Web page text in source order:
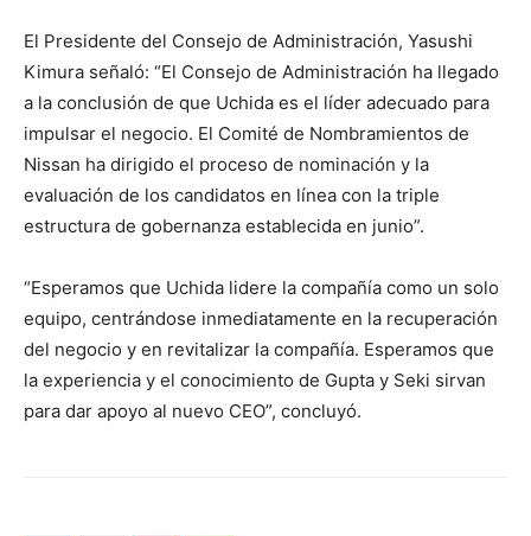
El Presidente del Consejo de Administración, Yasushi
Kimura señaló: “El Consejo de Administración ha llegado
a la conclusión de que Uchida es el líder adecuado para
impulsar el negocio. El Comité de Nombramientos de
Nissan ha dirigido el proceso de nominación y la
evaluación de los candidatos en línea con la triple
estructura de gobernanza establecida en junio”.
“Esperamos que Uchida lidere la compañía como un solo
equipo, centrándose inmediatamente en la recuperación
del negocio y en revitalizar la compañía. Esperamos que
la experiencia y el conocimiento de Gupta y Seki sirvan
para dar apoyo al nuevo CEO”, concluyó.